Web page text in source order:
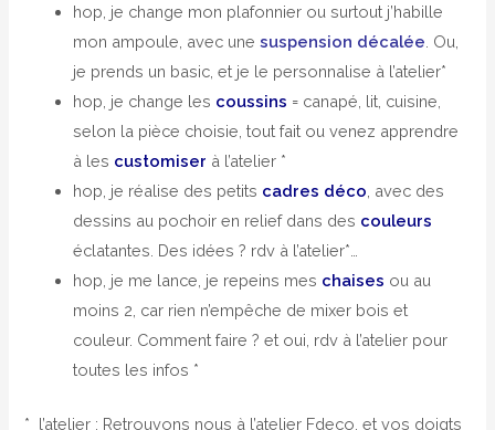
hop, je change mon plafonnier ou surtout j’habille
mon ampoule, avec unesuspension décalée . Ou,
je prends un basic, et je le personnalise à l’atelier*
hop, je change les coussins = canapé, lit, cuisine,
selon la pièce choisie, tout fait ou venez apprendre
à les customiser à l’atelier *
hop, je réalise des petits cadres déco , avec des
dessins au pochoir en relief dans des couleurs
éclatantes. Des idées ? rdv à l’atelier*…
hop, je me lance, je repeins mes chaises ou au
moins 2, car rien n’empêche de mixer bois et
couleur. Comment faire ? et oui, rdv à l’atelier pour
toutes les infos *
* l’atelier : Retrouvons nous à l’atelier Fdeco, et vos doigts